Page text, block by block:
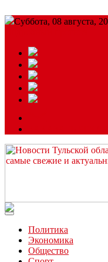
Суббота, 08 августа,
Читайте последние
Политика
Экономика
Общество